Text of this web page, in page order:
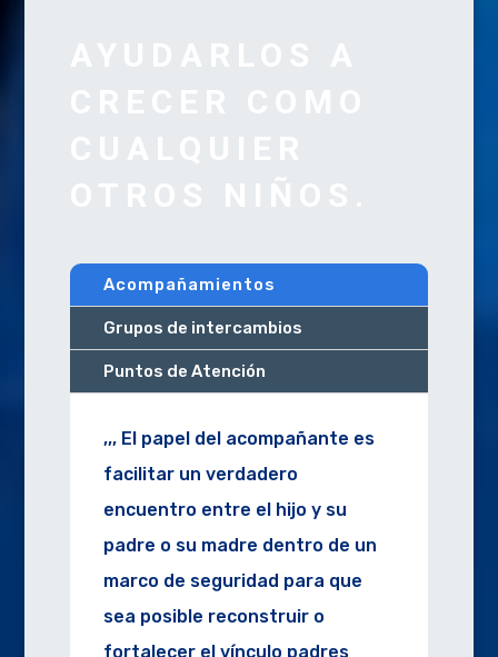
Acompañamientos
Grupos de intercambios
Puntos de Atención
,,, El papel del acompañante es
facilitar un verdadero
encuentro entre el hijo y su
padre o su madre dentro de un
marco de seguridad para que
sea posible reconstruir o
fortalecer el vínculo padres